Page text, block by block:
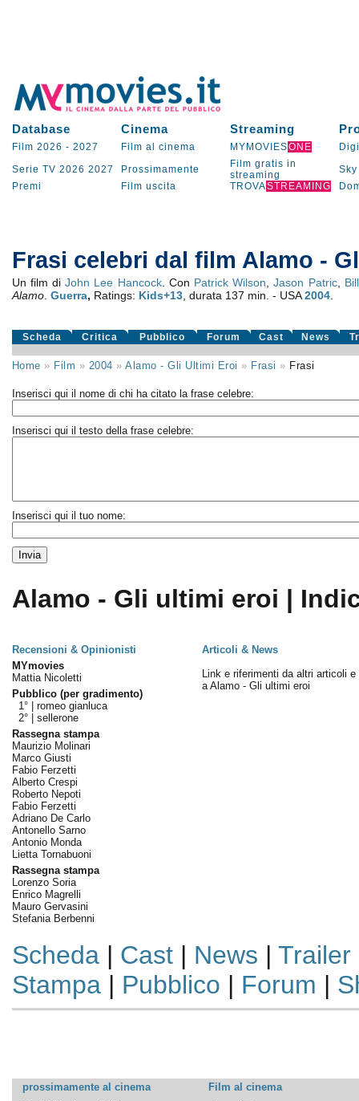
Database Cinema Streaming
Film 2026 - 2027 Film al cinema MYMOVIESONE
Serie TV 2026 2027 Prossimamente
Film gratis in
streaming
Sky
Premi
Film uscita TROVASTREAMING
Frasi celebri dal film Alamo -
Un film diJohn Lee Hancock. Con Patrick Wilson ,Jason Patric,
Alamo. Guerra, Ratings: Kids+13, durata 137 min. - USA2004.
Scheda Critica Pubblico Forum Cast News
Home » Film » 2004 »Alamo - Gli Ultimi Eroi » Frasi » Frasi
Inserisci qui il nome di chi ha citato la frase celebre:
Inserisci qui il testo della frase celebre:
Inserisci qui il tuo nome:
Alamo - Gli ultimi eroi |
Recensioni & Opinionisti
Articoli & News
MYmovies
Mattia Nicoletti
Pubblico (per gradimento)
1° | romeo gianluca
2° | sellerone
Rassegna stampa
Maurizio Molinari
Marco Giusti
Fabio Ferzetti
Alberto Crespi
Roberto Nepoti
Fabio Ferzetti
Adriano De Carlo
Antonello Sarno
Antonio Monda
Lietta Tornabuoni
Rassegna stampa
Lorenzo Soria
Enrico Magrelli
Mauro Gervasini
Stefania Berbenni
Link e riferimenti da altri articoli e
a Alamo - Gli ultimi eroi
Scheda| Cast| News | Trailer
Stampa| Pubblico | Forum |
prossimamente al cinema
Film al cinema